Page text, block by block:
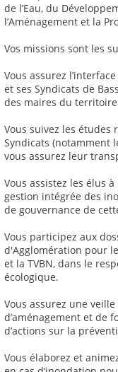
de l’Eau, du
l’Aménagement et la
Vos missions sont les
Vous assurez
et ses Syndicats de
des maires du
Vous suivez les études
Syndicats (notamment
vous assurez leur
Vous assistez les élus
gestion intégrée des
de gouvernance de
Vous participez aux
d'Agglomération pour
et la TVBN, dans le
écologique.
Vous assurez une
d’aménagement et de
d’actions sur la
Vous élaborez et